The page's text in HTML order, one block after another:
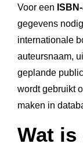
Voor een
gegevens
internationale
auteursnaam,
geplande
wordt gebruikt
maken in
Wat is